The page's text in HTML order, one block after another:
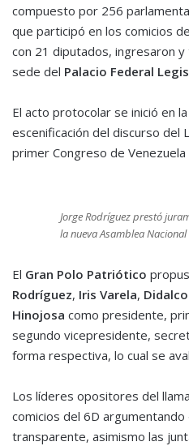
compuesto por 256
que participó en los comicios
con 21 diputados, ingresaron
sede del Palacio Federal
El acto protocolar se inició en la
escenificación del discurso del
primer Congreso de
Jorge Rodríguez prestó
la nueva Asamblea Nacional
El Gran Polo Patriótico
Rodríguez, Iris Varela,
Hinojosa como presidente,
segundo vicepresidente,
forma respectiva, lo cual se
Los líderes opositores del
comicios del 6D
transparente, asimismo las